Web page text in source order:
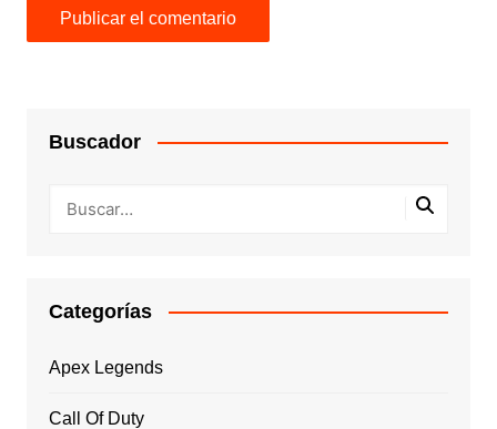
Buscador
Categorías
Apex Legends
Call Of Duty